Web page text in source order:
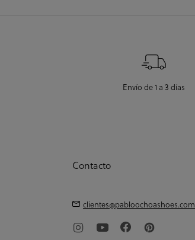
Envío de 1 a 3 días
Contacto
clientes@pabloochoashoes.com